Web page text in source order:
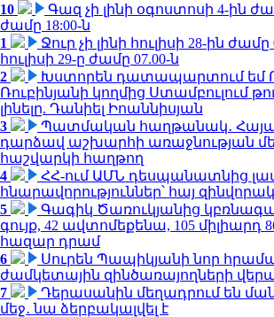
10
Գազ չի լինի օգոստոսի 4-ին
ժամը 18:00-ն
1
Ջուր չի լինի հուլիսի 28-ին ժամը
հուլիսի 29-ը ժամը 07.00-ն
2
Խստորեն դատապարտում եմ
Ռուբինյանի կողմից Ստամբուլում
լինելը. Դանիել Իոաննիսյան
3
Պատմական հաղթանակ․
դարձավ աշխարհի առաջնության
հաշվարկի հաղթող
4
ՀՀ-ում ԱՄՆ դեսպանատնից լավ
հնարավորություններ՝ հայ
5
Գագիկ Ծառուկյանից
գույք, 42 ավտոմեքենա, 105 միլիարդ
հազար դրամ
6
Սուրեն Պապիկյանի նոր
ժամկետային զինծառայողների
7
Դերասանին մեղադրում են
մեջ․ նա ձերբակալվել է